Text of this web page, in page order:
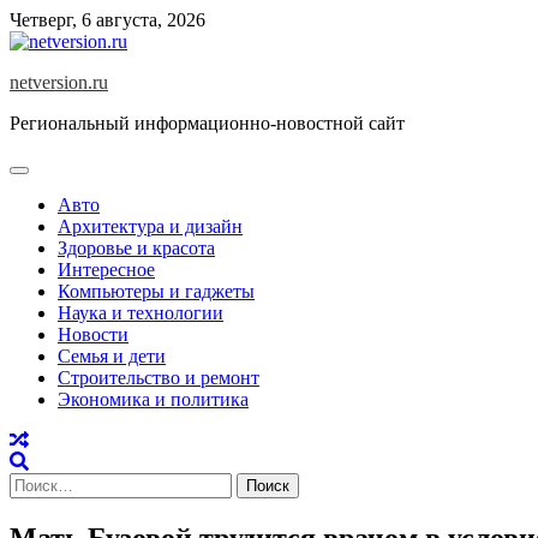
Skip
to
Четверг, 6 августа, 2026
netversion.ru
Региональный информационно-новостной сайт
Авто
Архитектура и дизайн
Здоровье и красота
Интересное
Компьютеры и гаджеты
Наука и технологии
Новости
Семья и дети
Строительство и ремонт
Экономика и политика
Найти: